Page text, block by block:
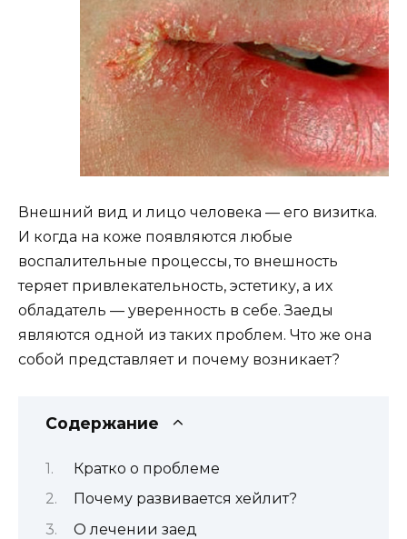
Внешний вид и лицо человека — его визитка.
И когда на коже появляются любые
воспалительные процессы, то внешность
теряет привлекательность, эстетику, а их
обладатель — уверенность в себе. Заеды
являются одной из таких проблем. Что же она
собой представляет и почему возникает?
Содержание
Кратко о проблеме
Почему развивается хейлит?
О лечении заед